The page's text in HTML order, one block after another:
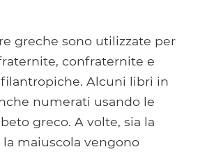
greche sono utilizzate per
confraternite e
Alcuni libri in
numerati usando le
greco. A volte, sia la
maiuscola vengono